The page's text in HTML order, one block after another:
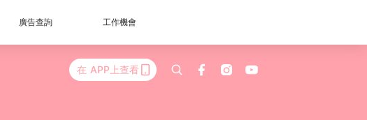
廣告查詢 工作機會
在 APP上查看